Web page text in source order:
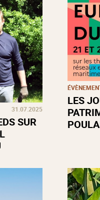
31.07.2025
SUR
LES